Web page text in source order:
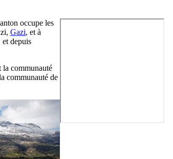
occupe les
Gazi, et à
et depuis
la communauté
communauté de